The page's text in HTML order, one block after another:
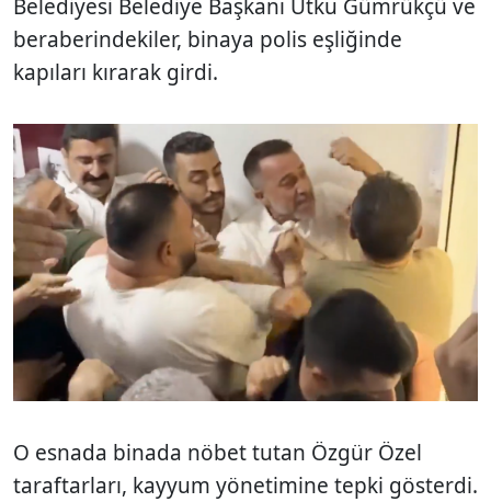
Belediyesi Belediye Başkanı Utku Gümrükçü ve
beraberindekiler, binaya polis eşliğinde
kapıları kırarak girdi.
O esnada binada nöbet tutan Özgür Özel
taraftarları, kayyum yönetimine tepki gösterdi.